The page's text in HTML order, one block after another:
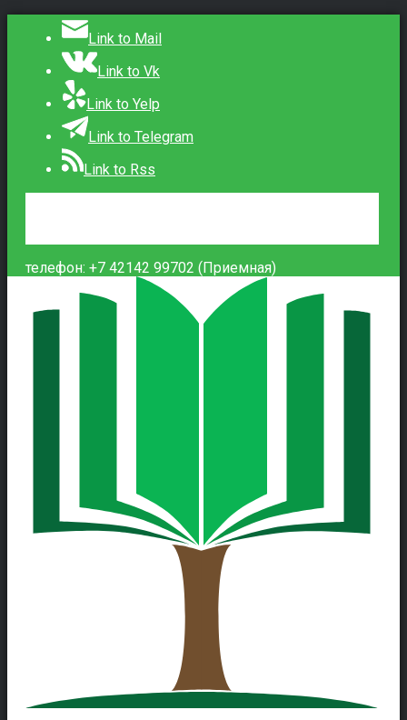
Link to Mail
Link to Vk
Link to Yelp
Link to Telegram
Link to Rss
телефон: +7 42142 99702 (Приемная)